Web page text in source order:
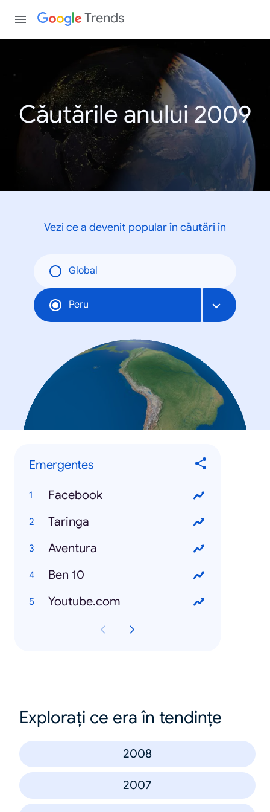
Trends
Căutările anului 2009
Vezi ce a devenit popular în căutări în
Global
Peru
Emergentes
Facebook
Taringa
Aventura
Ben 10
Youtube.com
Explorați ce era în tendințe
2008
2007